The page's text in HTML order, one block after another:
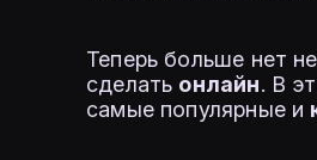
Теперь больше нет
сделать онлайн. В
самые популярные и